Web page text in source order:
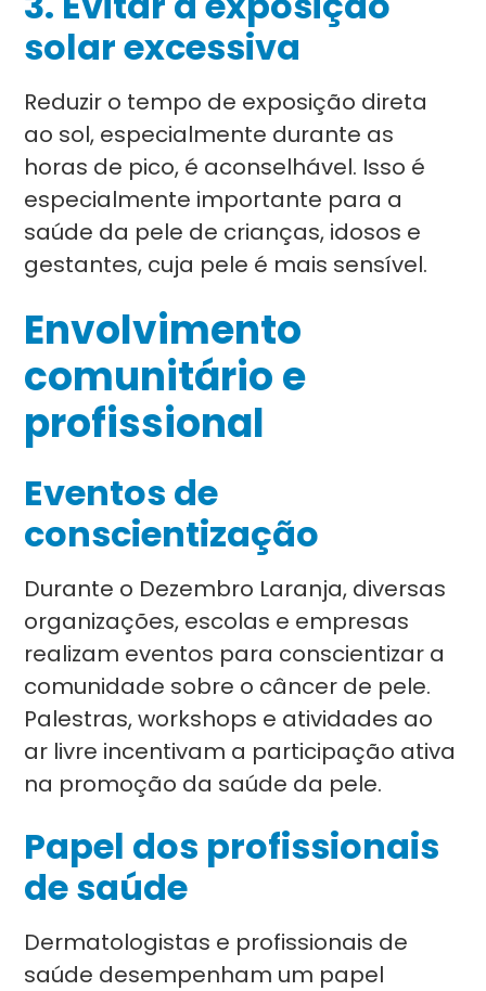
solar excessiva
Reduzir o tempo de exposição direta
ao sol, especialmente durante as
horas de pico, é aconselhável. Isso é
especialmente importante para a
saúde da pele de crianças, idosos e
gestantes, cuja pele é mais sensível.
Envolvimento
comunitário e
profissional
Eventos de
conscientização
Durante o Dezembro Laranja, diversas
organizações, escolas e empresas
realizam eventos para conscientizar a
comunidade sobre o câncer de pele.
Palestras, workshops e atividades ao
ar livre incentivam a participação ativa
na promoção da saúde da pele.
Papel dos profissionais
de saúde
Dermatologistas e profissionais de
saúde desempenham um papel